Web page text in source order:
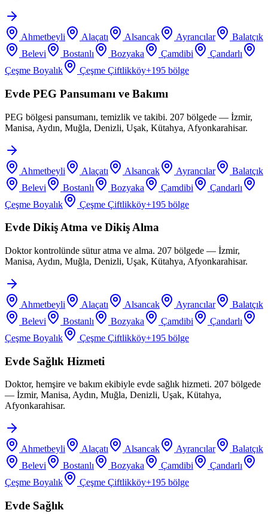
Ahmetbeyli Alaçatı Alsancak Ayrancılar
Balatçık
Belevi
Bostanlı Bozyaka Çamdibi
Çandarlı
Çeşme Boyalık
Çeşme Çiftlikköy+195 bölge
Evde PEG Pansumanı ve Bakımı
PEG bölgesi pansumanı, temizlik ve takibi. 207 bölgede — İzmir,
Manisa, Aydın, Muğla, Denizli, Uşak, Kütahya, Afyonkarahisar.
Ahmetbeyli Alaçatı Alsancak Ayrancılar
Balatçık
Belevi
Bostanlı Bozyaka Çamdibi
Çandarlı
Çeşme Boyalık
Çeşme Çiftlikköy+195 bölge
Evde Dikiş Atma ve Dikiş Alma
Doktor kontrolünde sütur atma ve alma. 207 bölgede — İzmir,
Manisa, Aydın, Muğla, Denizli, Uşak, Kütahya, Afyonkarahisar.
Ahmetbeyli Alaçatı Alsancak Ayrancılar
Balatçık
Belevi
Bostanlı Bozyaka Çamdibi
Çandarlı
Çeşme Boyalık
Çeşme Çiftlikköy+195 bölge
Evde Sağlık Hizmeti
Doktor, hemşire ve bakım ekibiyle evde sağlık hizmeti. 207 bölgede
— İzmir, Manisa, Aydın, Muğla, Denizli, Uşak, Kütahya,
Afyonkarahisar.
Ahmetbeyli Alaçatı Alsancak Ayrancılar
Balatçık
Belevi
Bostanlı Bozyaka Çamdibi
Çandarlı
Çeşme Boyalık
Çeşme Çiftlikköy+195 bölge
Evde Sağlık